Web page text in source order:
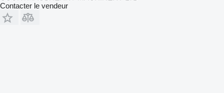
Contacter le vendeur